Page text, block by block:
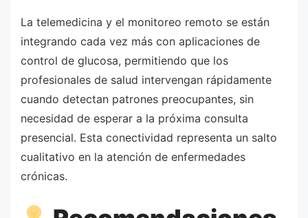
La telemedicina y el monitoreo remoto se están
integrando cada vez más con aplicaciones de
control de glucosa, permitiendo que los
profesionales de salud intervengan rápidamente
cuando detectan patrones preocupantes, sin
necesidad de esperar a la próxima consulta
presencial. Esta conectividad representa un salto
cualitativo en la atención de enfermedades
crónicas.